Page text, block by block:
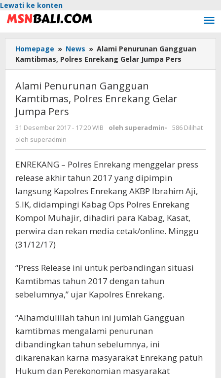
Lewati ke konten
Homepage » News » Alami Penurunan Gangguan
Kamtibmas, Polres Enrekang Gelar Jumpa Pers
Alami Penurunan Gangguan
Kamtibmas, Polres Enrekang Gelar
Jumpa Pers
31 Desember 2017 - 17:20 WIB oleh superadmin-
586 Dilihat
oleh superadmin
ENREKANG – Polres Enrekang menggelar press
release akhir tahun 2017 yang dipimpin
langsung Kapolres Enrekang AKBP Ibrahim Aji,
S.IK, didampingi Kabag Ops Polres Enrekang
Kompol Muhajir, dihadiri para Kabag, Kasat,
perwira dan rekan media cetak/online. Minggu
(31/12/17)
“Press Release ini untuk perbandingan situasi
Kamtibmas tahun 2017 dengan tahun
sebelumnya,” ujar Kapolres Enrekang.
“Alhamdulillah tahun ini jumlah Gangguan
kamtibmas mengalami penurunan
dibandingkan tahun sebelumnya, ini
dikarenakan karna masyarakat Enrekang patuh
Hukum dan Perekonomian masyarakat